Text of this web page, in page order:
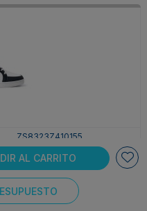
AL CARRITO
ZS8323Z410155
41
BLANCO/MARINO
En stock